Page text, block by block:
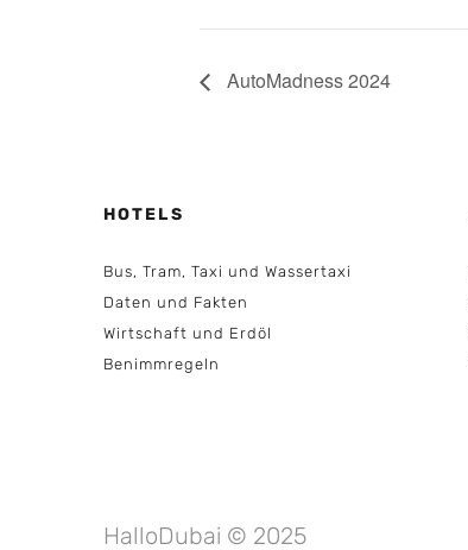
AutoMadness 2024
HOTELS
Bus, Tram, Taxi und Wassertaxi
Daten und Fakten
Wirtschaft und Erdöl
Benimmregeln
HalloDubai © 2025